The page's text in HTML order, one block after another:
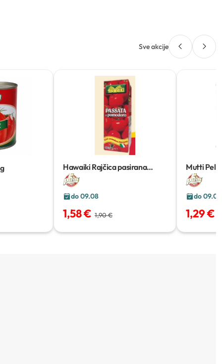
Sve akcije
Hawaiki Rajčica pasirana
1000g
do 09.08
1,58 € 1,90 €
Mutti
400g
do 09.08
1,29 €